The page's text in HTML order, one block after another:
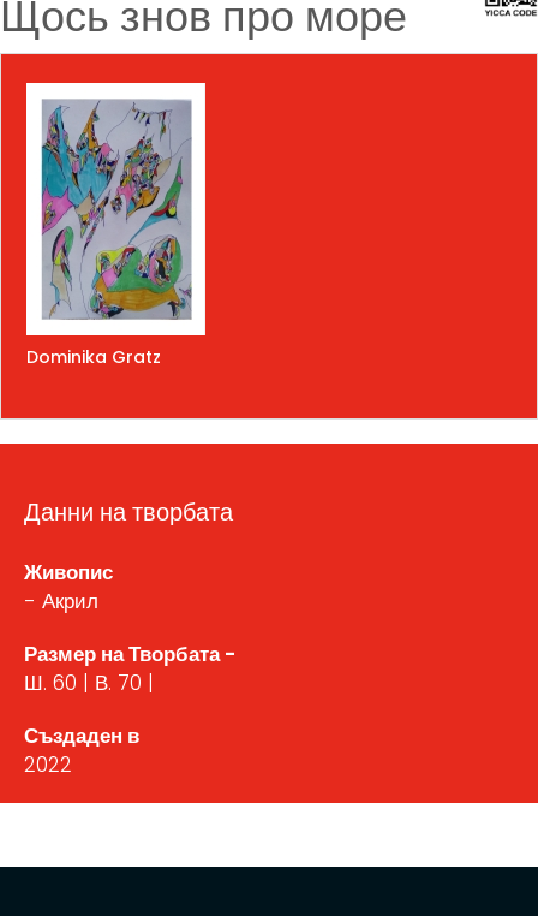
Щось знов про море
Dominika Gratz
Данни на творбата
Живопис
- Акрил
Размер на Творбата -
Ш. 60 | В. 70 |
Създаден в
2022